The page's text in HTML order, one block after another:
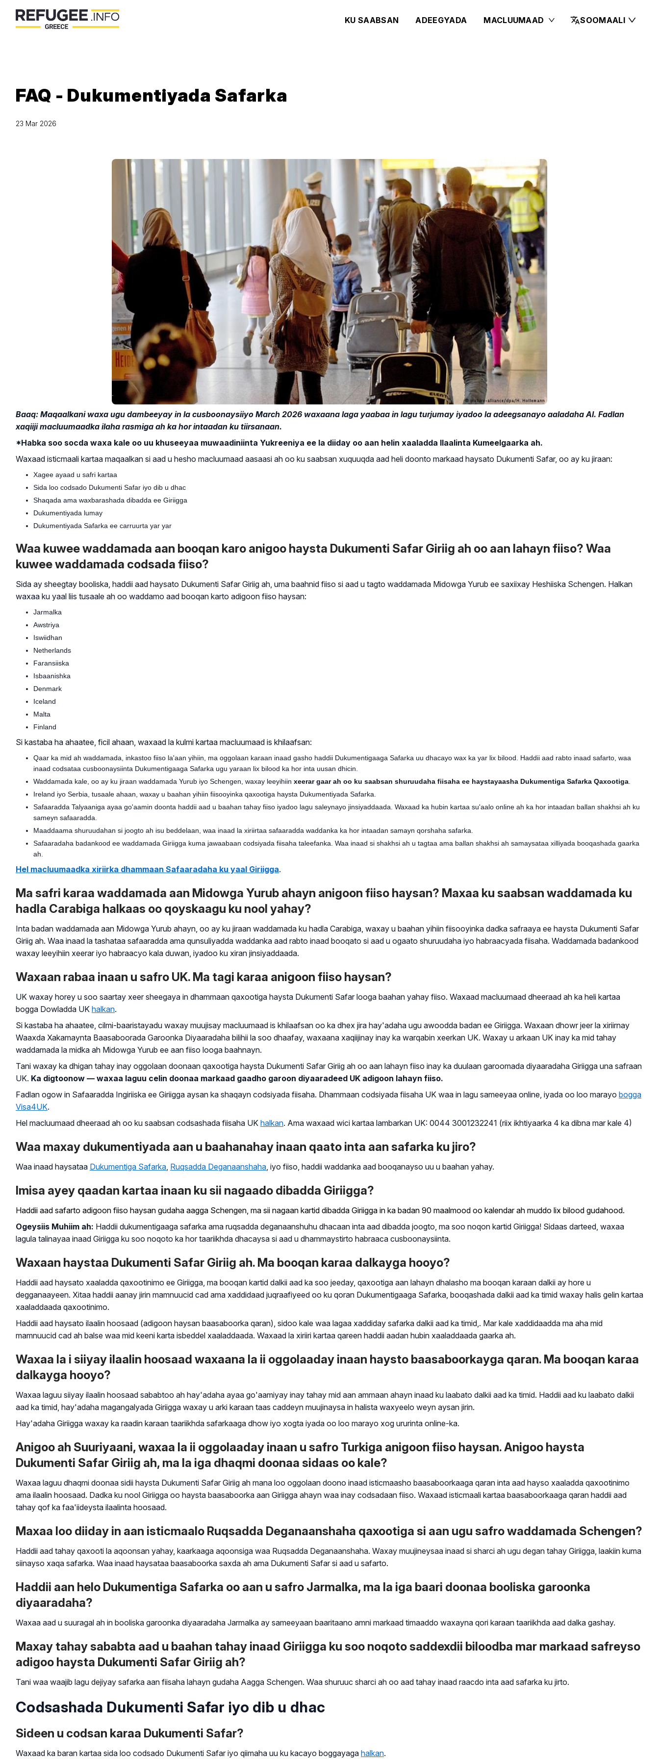
KU SAABSAN ADEEGYADA MACLUUMAAD SOOMAALI
FAQ - Dukumentiyada Safarka
23 Mar 2026
Baaq: Maqaalkani waxa ugu dambeeyay in la cusboonaysiiyo March 2026 waxaana laga yaabaa in lagu turjumay iyadoo la adeegsanayo aaladaha AI. Fadlan
xaqiiji macluumaadka ilaha rasmiga ah ka hor intaadan ku tiirsanaan.
*Habka soo socda waxa kale oo uu khuseeyaa muwaadiniinta Yukreeniya ee la diiday oo aan helin xaaladda Ilaalinta Kumeelgaarka ah.
Waxaad isticmaali kartaa maqaalkan si aad u hesho macluumaad aasaasi ah oo ku saabsan xuquuqda aad heli doonto markaad haysato Dukumenti Safar, oo ay ku jiraan:
Xagee ayaad u safri kartaa
Sida loo codsado Dukumenti Safar iyo dib u dhac
Shaqada ama waxbarashada dibadda ee Giriigga
Dukumentiyada lumay
Dukumentiyada Safarka ee carruurta yar yar
Waa kuwee waddamada aan booqan karo anigoo haysta Dukumenti Safar Giriig ah oo aan lahayn fiiso? Waa
kuwee waddamada codsada fiiso?
Sida ay sheegtay booliska, haddii aad haysato Dukumenti Safar Giriig ah, uma baahnid fiiso si aad u tagto waddamada Midowga Yurub ee saxiixay Heshiiska Schengen. Halkan
waxaa ku yaal liis tusaale ah oo waddamo aad booqan karto adigoon fiiso haysan:
Jarmalka
Awstriya
Iswiidhan
Netherlands
Faransiiska
Isbaanishka
Denmark
Iceland
Malta
Finland
Si kastaba ha ahaatee, ficil ahaan, waxaad la kulmi kartaa macluumaad is khilaafsan:
Qaar ka mid ah waddamada, inkastoo fiiso la'aan yihiin, ma oggolaan karaan inaad gasho haddii Dukumentigaaga Safarka uu dhacayo wax ka yar lix bilood. Haddii aad rabto inaad safarto, waa
inaad codsataa cusboonaysiinta Dukumentigaaga Safarka ugu yaraan lix bilood ka hor inta uusan dhicin.
Waddamada kale, oo ay ku jiraan waddamada Yurub iyo Schengen, waxay leeyihiin xeerar gaar ah oo ku saabsan shuruudaha fiisaha ee haystayaasha Dukumentiga Safarka Qaxootiga.
Ireland iyo Serbia, tusaale ahaan, waxay u baahan yihiin fiisooyinka qaxootiga haysta Dukumentiyada Safarka.
Safaaradda Talyaaniga ayaa go'aamin doonta haddii aad u baahan tahay fiiso iyadoo lagu saleynayo jinsiyaddaada. Waxaad ka hubin kartaa su'aalo online ah ka hor intaadan ballan shakhsi ah ku
sameyn safaaradda.
Maaddaama shuruudahan si joogto ah isu beddelaan, waa inaad la xiriirtaa safaaradda waddanka ka hor intaadan samayn qorshaha safarka.
Safaaradaha badankood ee waddamada Giriigga kuma jawaabaan codsiyada fiisaha taleefanka. Waa inaad si shakhsi ah u tagtaa ama ballan shakhsi ah samaysataa xilliyada booqashada gaarka
ah.
Hel macluumaadka xiriirka dhammaan Safaaradaha ku yaal Giriigga.
Ma safri karaa waddamada aan Midowga Yurub ahayn anigoon fiiso haysan? Maxaa ku saabsan waddamada ku
hadla Carabiga halkaas oo qoyskaagu ku nool yahay?
Inta badan waddamada aan Midowga Yurub ahayn, oo ay ku jiraan waddamada ku hadla Carabiga, waxay u baahan yihiin fiisooyinka dadka safraaya ee haysta Dukumenti Safar
Giriig ah. Waa inaad la tashataa safaaradda ama qunsuliyadda waddanka aad rabto inaad booqato si aad u ogaato shuruudaha iyo habraacyada fiisaha. Waddamada badankood
waxay leeyihiin xeerar iyo habraacyo kala duwan, iyadoo ku xiran jinsiyaddaada.
Waxaan rabaa inaan u safro UK. Ma tagi karaa anigoon fiiso haysan?
UK waxay horey u soo saartay xeer sheegaya in dhammaan qaxootiga haysta Dukumenti Safar looga baahan yahay fiiso. Waxaad macluumaad dheeraad ah ka heli kartaa
bogga Dowladda UK halkan.
Si kastaba ha ahaatee, cilmi-baaristayadu waxay muujisay macluumaad is khilaafsan oo ka dhex jira hay'adaha ugu awoodda badan ee Giriigga. Waxaan dhowr jeer la xiriirnay
Waaxda Xakamaynta Baasaboorada Garoonka Diyaaradaha bilihii la soo dhaafay, waxaana xaqiijinay inay ka warqabin xeerkan UK. Waxay u arkaan UK inay ka mid tahay
waddamada la midka ah Midowga Yurub ee aan fiiso looga baahnayn.
Tani waxay ka dhigan tahay inay oggolaan doonaan qaxootiga haysta Dukumenti Safar Giriig ah oo aan lahayn fiiso inay ka duulaan garoomada diyaaradaha Giriigga una safraan
UK. Ka digtoonow — waxaa laguu celin doonaa markaad gaadho garoon diyaaradeed UK adigoon lahayn fiiso.
Fadlan ogow in Safaaradda Ingiriiska ee Giriigga aysan ka shaqayn codsiyada fiisaha. Dhammaan codsiyada fiisaha UK waa in lagu sameeyaa online, iyada oo loo marayo bogga
Visa4UK.
Hel macluumaad dheeraad ah oo ku saabsan codsashada fiisaha UK halkan. Ama waxaad wici kartaa lambarkan UK: 0044 3001232241 (riix ikhtiyaarka 4 ka dibna mar kale 4)
Waa maxay dukumentiyada aan u baahanahay inaan qaato inta aan safarka ku jiro?
Waa inaad haysataa Dukumentiga Safarka, Ruqsadda Deganaanshaha, iyo fiiso, haddii waddanka aad booqanayso uu u baahan yahay.
Imisa ayey qaadan kartaa inaan ku sii nagaado dibadda Giriigga?
Haddii aad safarto adigoon fiiso haysan gudaha aagga Schengen, ma sii nagaan kartid dibadda Giriigga in ka badan 90 maalmood oo kalendar ah muddo lix bilood gudahood.
Ogeysiis Muhiim ah: Haddii dukumentigaaga safarka ama ruqsadda deganaanshuhu dhacaan inta aad dibadda joogto, ma soo noqon kartid Giriigga! Sidaas darteed, waxaa
lagula talinayaa inaad Giriigga ku soo noqoto ka hor taariikhda dhacaysa si aad u dhammaystirto habraaca cusboonaysiinta.
Waxaan haystaa Dukumenti Safar Giriig ah. Ma booqan karaa dalkayga hooyo?
Haddii aad haysato xaaladda qaxootinimo ee Giriigga, ma booqan kartid dalkii aad ka soo jeeday, qaxootiga aan lahayn dhalasho ma booqan karaan dalkii ay hore u
degganaayeen. Xitaa haddii aanay jirin mamnuucid cad ama xaddidaad juqraafiyeed oo ku qoran Dukumentigaaga Safarka, booqashada dalkii aad ka timid waxay halis gelin kartaa
xaaladdaada qaxootinimo.
Haddii aad haysato ilaalin hoosaad (adigoon haysan baasaboorka qaran), sidoo kale waa lagaa xaddiday safarka dalkii aad ka timid,. Mar kale xaddidaadda ma aha mid
mamnuucid cad ah balse waa mid keeni karta isbeddel xaaladdaada. Waxaad la xiriiri kartaa qareen haddii aadan hubin xaaladdaada gaarka ah.
Waxaa la i siiyay ilaalin hoosaad waxaana la ii oggolaaday inaan haysto baasaboorkayga qaran. Ma booqan karaa
dalkayga hooyo?
Waxaa laguu siiyay ilaalin hoosaad sababtoo ah hay'adaha ayaa go'aamiyay inay tahay mid aan ammaan ahayn inaad ku laabato dalkii aad ka timid. Haddii aad ku laabato dalkii
aad ka timid, hay'adaha magangalyada Giriigga waxay u arki karaan taas caddeyn muujinaysa in halista waxyeelo weyn aysan jirin.
Hay'adaha Giriigga waxay ka raadin karaan taariikhda safarkaaga dhow iyo xogta iyada oo loo marayo xog ururinta online-ka.
Anigoo ah Suuriyaani, waxaa la ii oggolaaday inaan u safro Turkiga anigoon fiiso haysan. Anigoo haysta
Dukumenti Safar Giriig ah, ma la iga dhaqmi doonaa sidaas oo kale?
Waxaa laguu dhaqmi doonaa sidii haysta Dukumenti Safar Giriig ah mana loo oggolaan doono inaad isticmaasho baasaboorkaaga qaran inta aad hayso xaaladda qaxootinimo
ama ilaalin hoosaad. Dadka ku nool Giriigga oo haysta baasaboorka aan Giriigga ahayn waa inay codsadaan fiiso. Waxaad isticmaali kartaa baasaboorkaaga qaran haddii aad
tahay qof ka faa'iideysta ilaalinta hoosaad.
Maxaa loo diiday in aan isticmaalo Ruqsadda Deganaanshaha qaxootiga si aan ugu safro waddamada Schengen?
Haddii aad tahay qaxooti la aqoonsan yahay, kaarkaaga aqoonsiga waa Ruqsadda Deganaanshaha. Waxay muujineysaa inaad si sharci ah ugu degan tahay Giriigga, laakiin kuma
siinayso xaqa safarka. Waa inaad haysataa baasaboorka saxda ah ama Dukumenti Safar si aad u safarto.
Haddii aan helo Dukumentiga Safarka oo aan u safro Jarmalka, ma la iga baari doonaa booliska garoonka
diyaaradaha?
Waxaa aad u suuragal ah in booliska garoonka diyaaradaha Jarmalka ay sameeyaan baaritaano amni markaad timaaddo waxayna qori karaan taariikhda aad dalka gashay.
Maxay tahay sababta aad u baahan tahay inaad Giriigga ku soo noqoto saddexdii biloodba mar markaad safreyso
adigoo haysta Dukumenti Safar Giriig ah?
Tani waa waajib lagu dejiyay safarka aan fiisaha lahayn gudaha Aagga Schengen. Waa shuruuc sharci ah oo aad tahay inaad raacdo inta aad safarka ku jirto.
Codsashada Dukumenti Safar iyo dib u dhac
Sideen u codsan karaa Dukumenti Safar?
Waxaad ka baran kartaa sida loo codsado Dukumenti Safar iyo qiimaha uu ku kacayo boggayaga halkan.